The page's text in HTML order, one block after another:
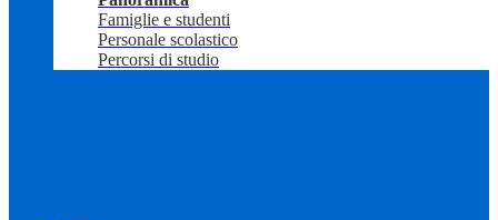
Famiglie e studenti
Personale scolastico
Percorsi di studio